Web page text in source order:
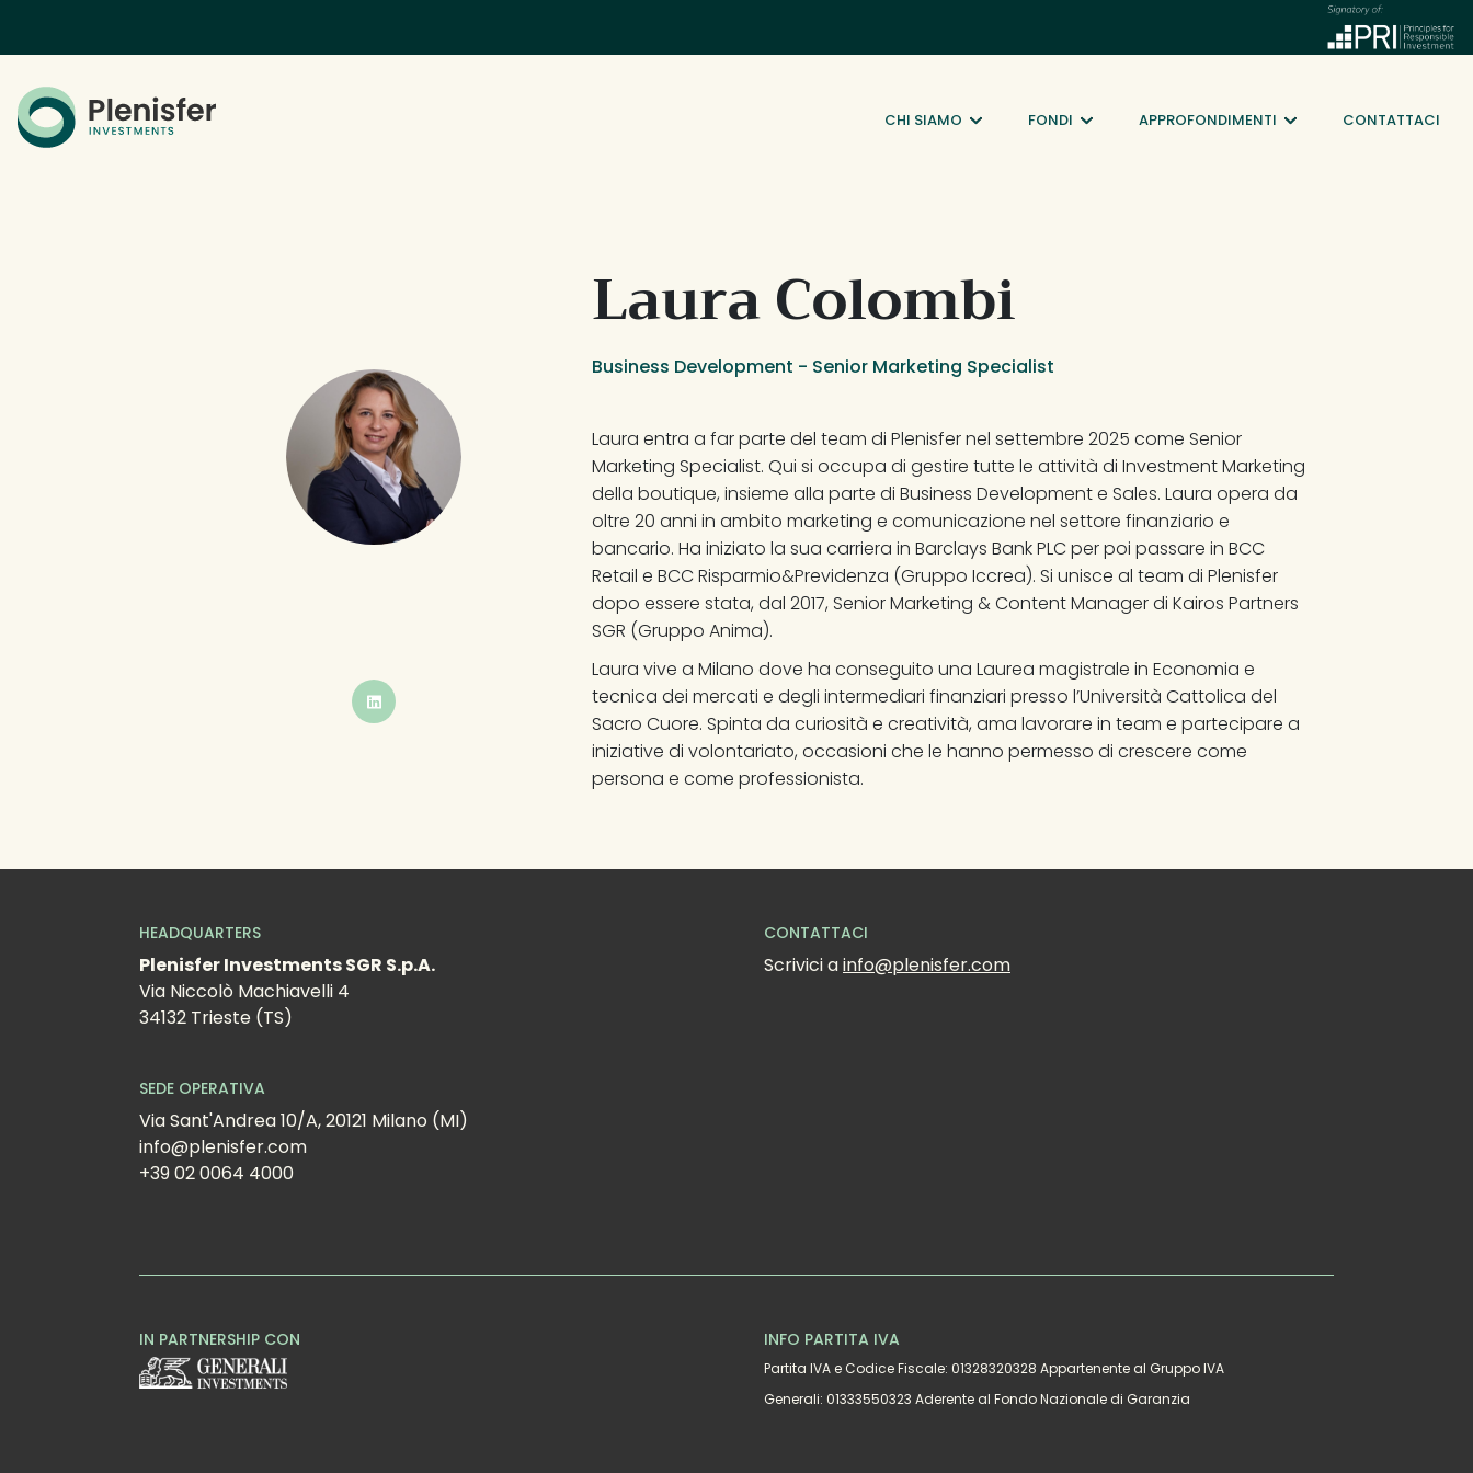
CHI SIAMO FONDI APPROFONDIMENTI CONTATTACI
BUTTON
Laura Colombi
Business Development - Senior Marketing Specialist
Laura entra a far parte del team di Plenisfer nel settembre 2025 come Senior
Marketing Specialist. Qui si occupa di gestire tutte le attività di Investment Marketing
della boutique, insieme alla parte di Business Development e Sales. Laura opera da
oltre 20 anni in ambito marketing e comunicazione nel settore finanziario e
bancario. Ha iniziato la sua carriera in Barclays Bank PLC per poi passare in BCC
Retail e BCC Risparmio&Previdenza (Gruppo Iccrea). Si unisce al team di Plenisfer
dopo essere stata, dal 2017, Senior Marketing & Content Manager di Kairos Partners
SGR (Gruppo Anima).
Laura vive a Milano dove ha conseguito una Laurea magistrale in Economia e
tecnica dei mercati e degli intermediari finanziari presso l’Università Cattolica del
Sacro Cuore. Spinta da curiosità e creatività, ama lavorare in team e partecipare a
iniziative di volontariato, occasioni che le hanno permesso di crescere come
persona e come professionista.
HEADQUARTERS
Plenisfer Investments SGR S.p.A.
Via Niccolò Machiavelli 4
34132 Trieste (TS)
SEDE OPERATIVA
Via Sant'Andrea 10/A, 20121 Milano (MI)
info@plenisfer.com
+39 02 0064 4000
CONTATTACI
Scrivici a info@plenisfer.com
IN PARTNERSHIP CON INFO PARTITA IVA
Partita IVA e Codice Fiscale: 01328320328 Appartenente al Gruppo IVA
Generali: 01333550323 Aderente al Fondo Nazionale di Garanzia